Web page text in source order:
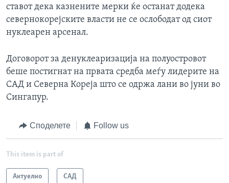
ставот дека казнените мерки ќе останат додека
севернокорејските власти не се ослободат од сиот
нуклеарен арсенал.
Договорот за денуклеаризација на полуостровот
беше постигнат на првата средба меѓу лидерите на
САД и Северна Кореја што се одржа лани во јуни во
Сингапур.
Споделете Follow us
This item is part of
Актуелно САД